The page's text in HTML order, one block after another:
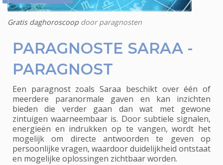
Gratis daghoroscoopdoor paragnosten
PARAGNOSTE SARAA -
PARAGNOST
Een paragnost zoals Saraa beschikt over één of
meerdere paranormale gaven en kan inzichten
bieden die verder gaan dan wat met gewone
zintuigen waarneembaar is. Door subtiele signalen,
energieën en indrukken op te vangen, wordt het
mogelijk om directe antwoorden te geven op
persoonlijke vragen, waardoor duidelijkheid ontstaat
en mogelijke oplossingen zichtbaar worden.